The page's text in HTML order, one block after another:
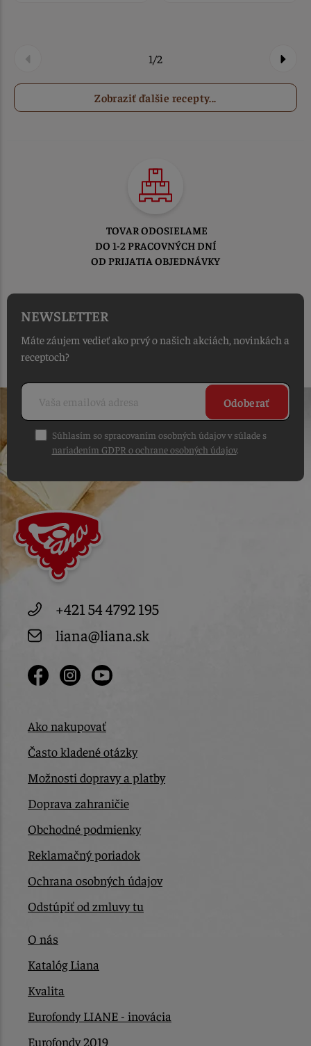
1/2
Zobraziť ďalšie recepty...
TOVAR ODOSIELAME
DO 1-2 PRACOVNÝCH DNÍ
OD PRIJATIA OBJEDNÁVKY
NEWSLETTER
Máte záujem vedieť ako prvý o našich akciách, novinkách a
receptoch?
Odoberať
Súhlasím so spracovaním osobných údajov v súlade s
nariadením GDPR o ochrane osobných údajov.
+421 54 4792 195
liana@liana.sk
Ako nakupovať
Často kladené otázky
Možnosti dopravy a platby
Doprava zahraničie
Obchodné podmienky
Reklamačný poriadok
Ochrana osobných údajov
Odstúpiť od zmluvy tu
O nás
Katalóg Liana
Kvalita
Eurofondy LIANE - inovácia
Eurofondy 2019